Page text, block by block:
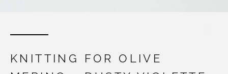
KNITTING FOR OLIVE